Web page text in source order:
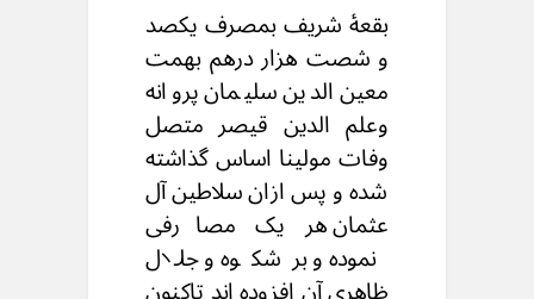
بقعۀ شريف بمصرف یکصد
و شصت هزار درهم بهمت
معین الدین سلیمان پروانه
وعلم الدين قيصر متصل
وفات مولينا اساس گذاشته
شده و پس ازان سلاطین آل
عثمان هر يک مصارفی
نموده و برشکوه و جلال